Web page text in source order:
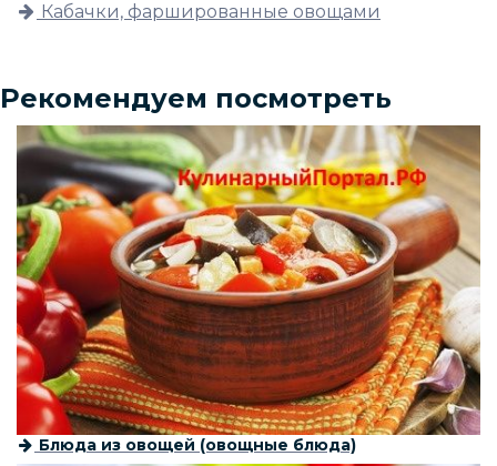
Кабачки, фаршированные овощами
Рекомендуем посмотреть
Блюда из овощей (овощные блюда)